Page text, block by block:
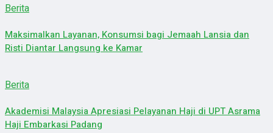
Berita
Maksimalkan Layanan, Konsumsi bagi Jemaah Lansia dan
Risti Diantar Langsung ke Kamar
Berita
Akademisi Malaysia Apresiasi Pelayanan Haji di UPT Asrama
Haji Embarkasi Padang